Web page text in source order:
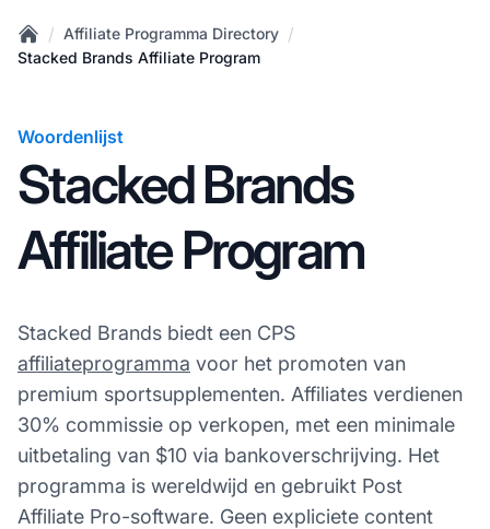
Home
/ Affiliate Programma Directory /
Stacked Brands Affiliate Program
Woordenlijst
Stacked Brands
Affiliate Program
Stacked Brands biedt een CPS
affiliateprogramma voor het promoten van
premium sportsupplementen. Affiliates verdienen
30% commissie op verkopen, met een minimale
uitbetaling van $10 via bankoverschrijving. Het
programma is wereldwijd en gebruikt Post
Affiliate Pro-software. Geen expliciete content